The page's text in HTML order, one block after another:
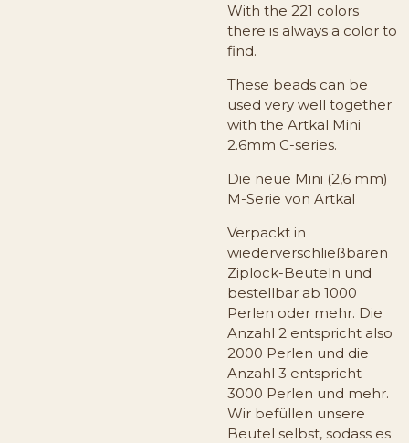
With the 221 colors
there is always a color to
find.
These beads can be
used very well together
with the Artkal Mini
2.6mm C-series.
Die neue Mini (2,6 mm)
M-Serie von Artkal
Verpackt in
wiederverschließbaren
Ziplock-Beuteln und
bestellbar ab 1000
Perlen oder mehr. Die
Anzahl 2 entspricht also
2000 Perlen und die
Anzahl 3 entspricht
3000 Perlen und mehr.
Wir befüllen unsere
Beutel selbst, sodass es